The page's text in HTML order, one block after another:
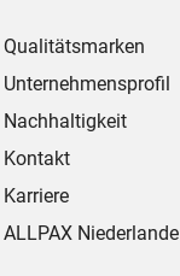
Qualitätsmarken
Unternehmensprofil
Nachhaltigkeit
Kontakt
Karriere
ALLPAX Niederlande